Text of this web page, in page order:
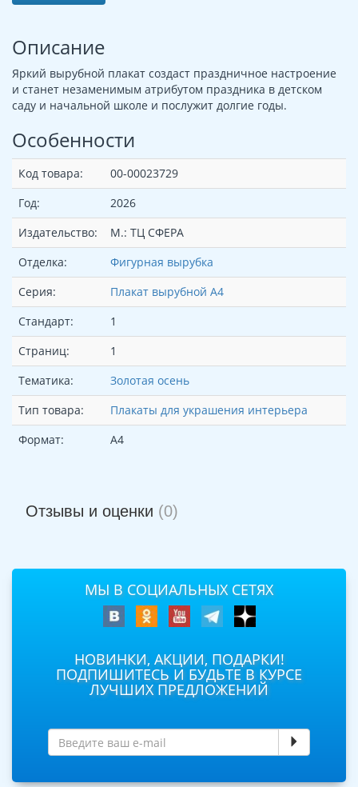
Описание
Яркий вырубной плакат создаст праздничное настроение
и станет незаменимым атрибутом праздника в детском
саду и начальной школе и послужит долгие годы.
Особенности
Код товара:
00-00023729
Год:
2026
Издательство:
М.: ТЦ СФЕРА
Отделка:
Фигурная вырубка
Серия:
Плакат вырубной А4
Стандарт:
1
Страниц:
1
Тематика:
Золотая осень
Тип товара:
Плакаты для украшения интерьера
Формат:
А4
Отзывы и оценки (0)
МЫ В СОЦИАЛЬНЫХ СЕТЯХ
НОВИНКИ, АКЦИИ, ПОДАРКИ!
ПОДПИШИТЕСЬ И БУДЬТЕ В КУРСЕ
ЛУЧШИХ ПРЕДЛОЖЕНИЙ